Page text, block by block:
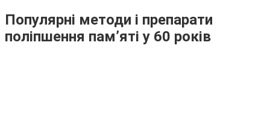
Популярні методи і препарати
поліпшення пам’яті у 60 років